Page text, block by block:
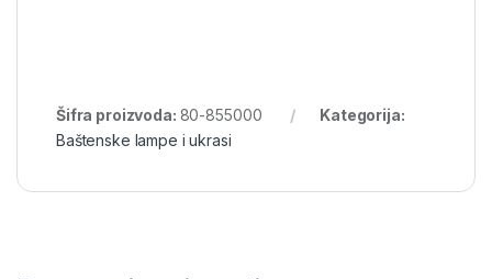
Šifra proizvoda: 80-855000
Kategorija:
Baštenske lampe i ukrasi